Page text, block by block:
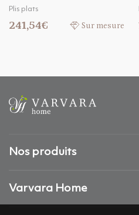
Plis plats
241,54€ Sur mesure
Nos produits
Varvara Home